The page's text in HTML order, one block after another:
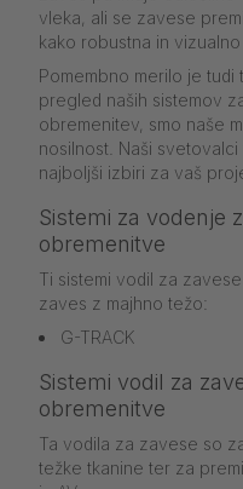
vleka, ali se zavese
kako robustna in
Pomembno merilo je
pregled naših sistemov
obremenitev, smo naše
nosilnost. Naši
najboljši izbiri za vaš
Sistemi za vodenje
obremenitve
Ti sistemi vodil za
zaves z majhno težo:
G-TRACK
Sistemi vodil za
obremenitve
Ta vodila za zavese so
težke tkanine ter za